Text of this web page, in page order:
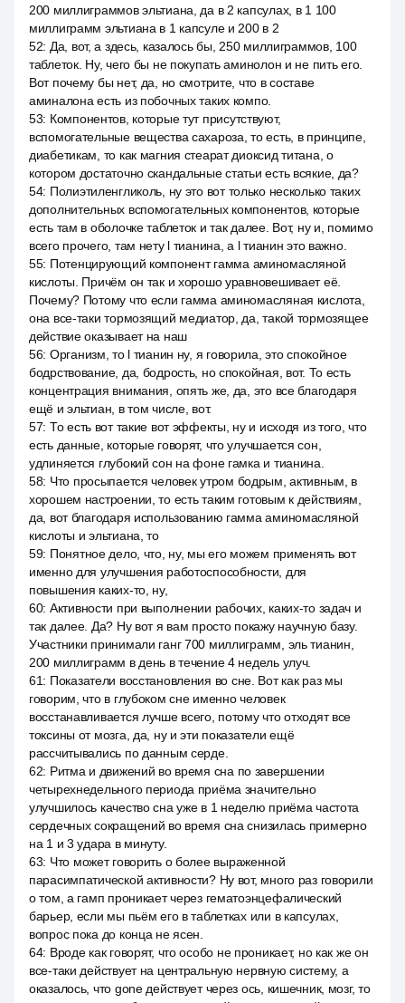
200 миллиграммов эльтиана, да в 2 капсулах, в 1 100
миллиграмм эльтиана в 1 капсуле и 200 в 2
52: Да, вот, а здесь, казалось бы, 250 миллиграммов, 100
таблеток. Ну, чего бы не покупать аминолон и не пить его.
Вот почему бы нет, да, но смотрите, что в составе
аминалона есть из побочных таких компо.
53: Компонентов, которые тут присутствуют,
вспомогательные вещества сахароза, то есть, в принципе,
диабетикам, то как магния стеарат диоксид титана, о
котором достаточно скандальные статьи есть всякие, да?
54: Полиэтиленгликоль, ну это вот только несколько таких
дополнительных вспомогательных компонентов, которые
есть там в оболочке таблеток и так далее. Вот, ну и, помимо
всего прочего, там нету l тианина, а l тианин это важно.
55: Потенцирующий компонент гамма аминомасляной
кислоты. Причём он так и хорошо уравновешивает её.
Почему? Потому что если гамма аминомасляная кислота,
она все-таки тормозящий медиатор, да, такой тормозящее
действие оказывает на наш
56: Организм, то l тианин ну, я говорила, это спокойное
бодрствование, да, бодрость, но спокойная, вот. То есть
концентрация внимания, опять же, да, это все благодаря
ещё и эльтиан, в том числе, вот.
57: То есть вот такие вот эффекты, ну и исходя из того, что
есть данные, которые говорят, что улучшается сон,
удлиняется глубокий сон на фоне гамка и тианина.
58: Что просыпается человек утром бодрым, активным, в
хорошем настроении, то есть таким готовым к действиям,
да, вот благодаря использованию гамма аминомасляной
кислоты и эльтиана, то
59: Понятное дело, что, ну, мы его можем применять вот
именно для улучшения работоспособности, для
повышения каких-то, ну,
60: Активности при выполнении рабочих, каких-то задач и
так далее. Да? Ну вот я вам просто покажу научную базу.
Участники принимали ганг 700 миллиграмм, эль тианин,
200 миллиграмм в день в течение 4 недель улуч.
61: Показатели восстановления во сне. Вот как раз мы
говорим, что в глубоком сне именно человек
восстанавливается лучше всего, потому что отходят все
токсины от мозга, да, ну и эти показатели ещё
рассчитывались по данным серде.
62: Ритма и движений во время сна по завершении
четырехнедельного периода приёма значительно
улучшилось качество сна уже в 1 неделю приёма частота
сердечных сокращений во время сна снизилась примерно
на 1 и 3 удара в минуту.
63: Что может говорить о более выраженной
парасимпатической активности? Ну вот, много раз говорили
о том, а гамп проникает через гематоэнцефалический
барьер, если мы пьём его в таблетках или в капсулах,
вопрос пока до конца не ясен.
64: Вроде как говорят, что особо не проникает, но как же он
все-таки действует на центральную нервную систему, а
оказалось, что gone действует через ось, кишечник, мозг, то